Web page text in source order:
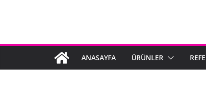
ANASAYFA ÜRÜNLER